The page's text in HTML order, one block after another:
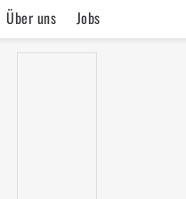
Über uns Jobs